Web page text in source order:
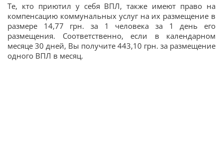
Те, кто приютил у себя ВПЛ, также имеют право на
компенсацию коммунальных услуг на их размещение в
размере 14,77 грн. за 1 человека за 1 день его
размещения. Соответственно, если в календарном
месяце 30 дней, Вы получите 443,10 грн. за размещение
одного ВПЛ в месяц.